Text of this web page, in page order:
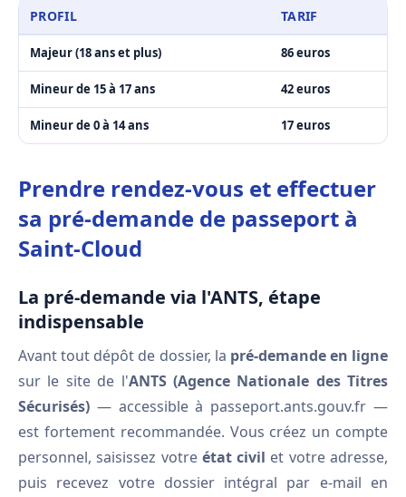
PROFIL TARIF
Majeur (18 ans et plus) 86 euros
Mineur de 15 à 17 ans 42 euros
Mineur de 0 à 14 ans 17 euros
Prendre rendez-vous et effectuer
sa pré-demande de passeport à
Saint-Cloud
La pré-demande via l'ANTS, étape
indispensable
Avant tout dépôt de dossier, la pré-demande en ligne
sur le site de l'ANTS (Agence Nationale des Titres
Sécurisés) — accessible à passeport.ants.gouv.fr —
est fortement recommandée. Vous créez un compte
personnel, saisissez votre état civil et votre adresse,
puis recevez votre dossier intégral par e-mail en